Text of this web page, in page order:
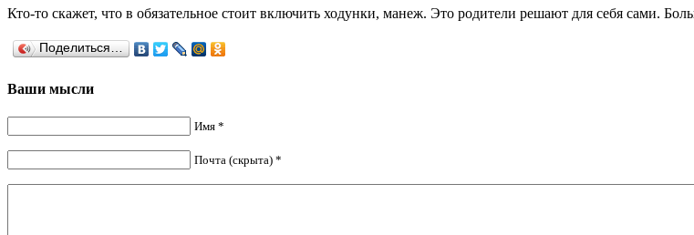
Кто-то скажет, что в обязательное стоит включить ходунки, манеж. Это родители решают для себя сами.
Поделиться…
Ваши мысли
Имя *
Почта (скрыта) *